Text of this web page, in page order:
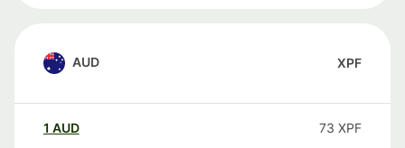
AUD XPF
1 AUD 73 XPF